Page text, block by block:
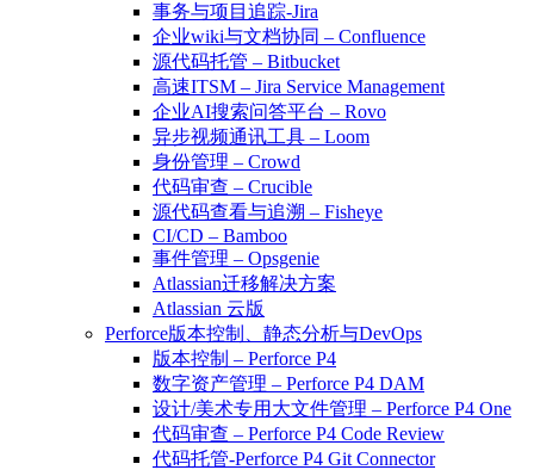
事务与项目追踪-Jira
企业wiki与文档协同 – Confluence
源代码托管 – Bitbucket
高速ITSM – Jira Service Management
企业AI搜索问答平台 – Rovo
异步视频通讯工具 – Loom
身份管理 – Crowd
代码审查 – Crucible
源代码查看与追溯 – Fisheye
CI/CD – Bamboo
事件管理 – Opsgenie
Atlassian迁移解决方案
Atlassian 云版
Perforce版本控制、静态分析与DevOps
版本控制 – Perforce P4
数字资产管理 – Perforce P4 DAM
设计/美术专用大文件管理 – Perforce P4 One
代码审查 – Perforce P4 Code Review
代码托管-Perforce P4 Git Connector